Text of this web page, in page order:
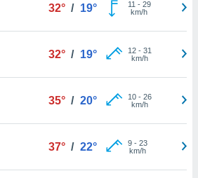
32° / 19° 11 - 29
km/h
32° / 19° 12- 31
km/h
35° / 20° 10- 26
km/h
37° / 22° 9- 23
km/h